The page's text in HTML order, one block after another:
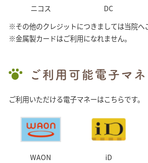
ニコス DC
※その他のクレジットにつきましては当院へ
※金属製カードはご利用になれません。
ご利用可能電子マネ
ご利用いただける電子マネーはこちらです。
WAON iD